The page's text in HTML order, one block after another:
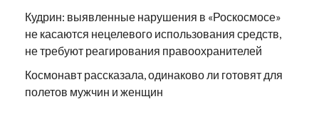
Кудрин: выявленные нарушения в «Роскосмосе»
не касаются нецелевого использования средств,
не требуют реагирования правоохранителей
Космонавт рассказала, одинаково ли готовят для
полетов мужчин и женщин